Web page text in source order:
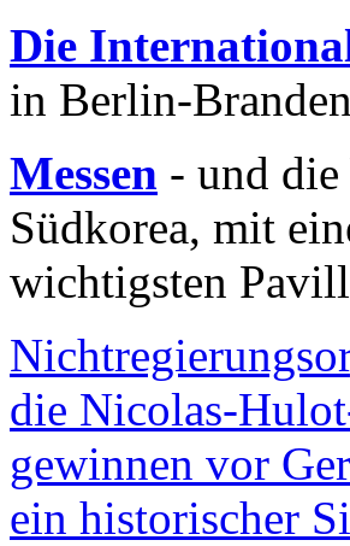
Die
in Berlin-
Messen - und
Südkorea, mit
wichtigsten
die Nicolas-
gewinnen vor
ein historischer